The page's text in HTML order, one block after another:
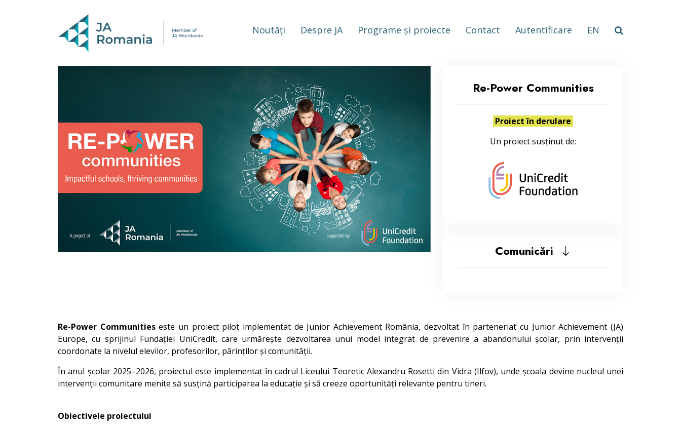
Noutăți Despre JA Programe și proiecte Contact Autentificare EN
Re-Power Communities
Proiect în derulare
Un proiect susținut de:
Comunicări
Re-Power Communitieseste un proiect pilot implementat de Junior Achievement România, dezvoltat în parteneriat cu Junior Achievement (JA)
Europe, cu sprijinul Fundației UniCredit, care urmărește dezvoltarea unui model integrat de prevenire a abandonului școlar, prin intervenții
coordonate la nivelul elevilor, profesorilor, părinților și comunității.
În anul școlar 2025–2026, proiectul este implementat în cadrul Liceului Teoretic Alexandru Rosetti din Vidra (Ilfov), unde școala devine nucleul unei
intervenții comunitare menite să susțină participarea la educație și să creeze oportunități relevante pentru tineri.
Obiectivele proiectului